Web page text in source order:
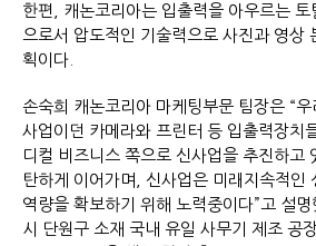
한편, 캐논코리아는 입출력을 아우르는 토
으로서 압도적인 기술력으로 사진과 영상
획이다.
손숙희 캐논코리아 마케팅부문 팀장은 “
사업이던 카메라와 프린터 등 입출력장치
디컬 비즈니스 쪽으로 신사업을 추진하고
탄하게 이어가며, 신사업은 미래지속적인
역량을 확보하기 위해 노력중이다”고 설
시 단원구 소재 국내 유일 사무기 제조 공